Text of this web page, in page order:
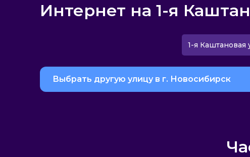
Интернет на 1-я
1-я Каштановая
Выбрать другую улицу в г. Новосибирск